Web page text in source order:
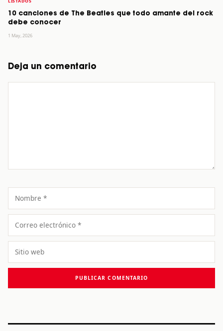
10 canciones de The Beatles que todo amante del rock
debe conocer
1 May, 2026
Deja un comentario
Comentario
Nombre
Correo
electrónico
Sitio
web